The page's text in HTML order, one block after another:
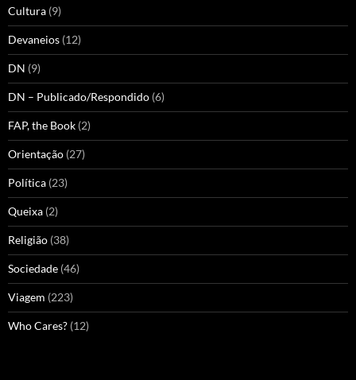
Cultura (9)
Devaneios (12)
DN (9)
DN – Publicado/Respondido (6)
FAP, the Book (2)
Orientação (27)
Política (23)
Queixa (2)
Religião (38)
Sociedade (46)
Viagem (223)
Who Cares? (12)